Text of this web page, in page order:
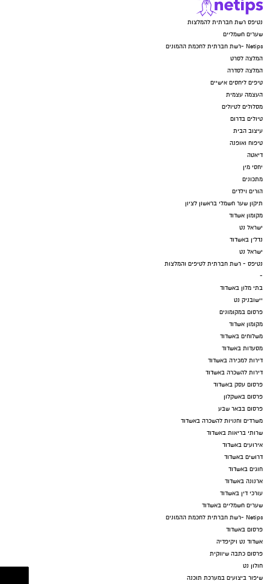
נטיפס רשת חברתית להמלצות
שערים חשמליים
Netips -רשת חברתית לחכמת ההמונים
המלצה לסרט
המלצה לסדרה
טיפים ליחסים אישיים
העצמה עצמית
מסלולים לטיולים
טיולים בדרום
עיצוב הבית
טיפוח ואופנה
דיאטה
יחסי מין
מתכונים
הורים וילדים
תיקון שער חשמלי בראשון לציון
מקומון אשדוד
ישראל נט
נדל"ן באשדוד
ישראל נט
נטיפס - רשת חברתית לטיפים והמלצות
-
בתי מלון באשדוד
יישובניק נט
פרסום במקומונים
מקומון אשדוד
משלוחים באשדוד
מסעדות באשדוד
דירות למכירה באשדוד
דירות להשכרה באשדוד
פרסום עסק באשדוד
פרסום באשקלון
פרסום בבאר שבע
משרדים וחנויות להשכרה באשדוד
שרותי בריאות באשדוד
אירועים באשדוד
דרושים באשדוד
חוגים באשדוד
ארנונה באשדוד
עורכי דין באשדוד
שערים חשמליים באשדוד
Netips -רשת חברתית לחכמת ההמונים
פרסום באשדוד
אשדוד נט ויקיפדיה
פרסום כתבה שיווקית
חולון נט
שיפור ביצועים במערכת תוכנה